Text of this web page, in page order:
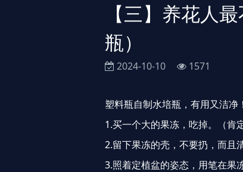
【三】养花人
瓶）
2024-10-10 1571
塑料瓶自制水培瓶，有用又洁净！
1.买一个大的果冻，吃掉。（肯
2.留下果冻的壳，不要扔，而且
3.照着定植盆的姿态，用笔在果